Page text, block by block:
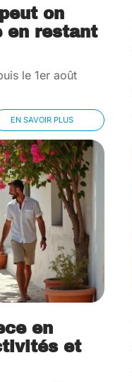
on
en restant
le 1er août
EN SAVOIR PLUS
en
et